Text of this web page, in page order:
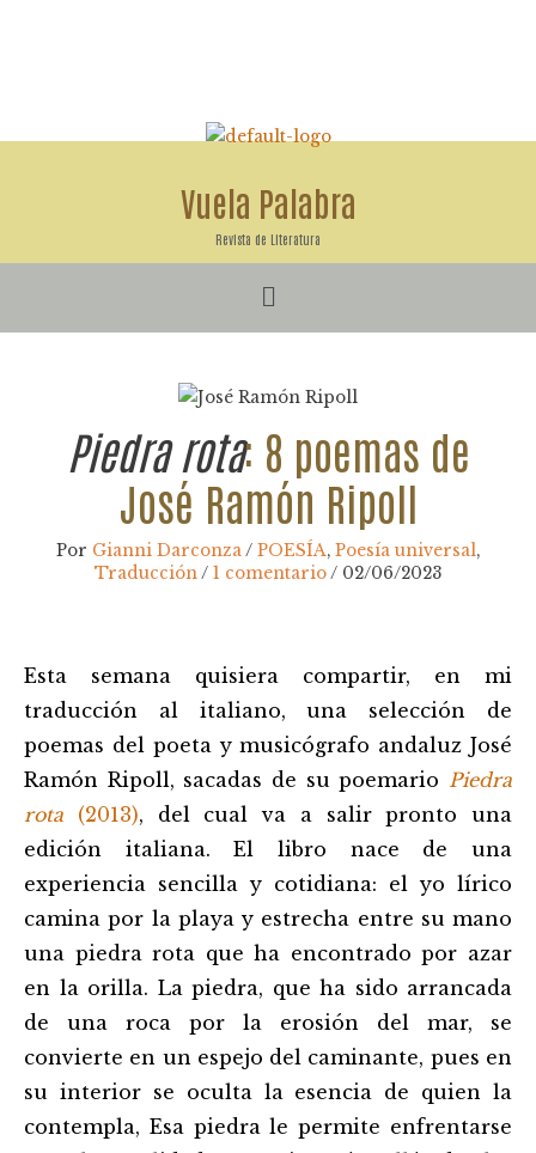
Vuela Palabra
Revista de Literatura
Menú
Piedra rota: 8 poemas de
José Ramón Ripoll
Por Gianni Darconza/ POESÍA, Poesía universal,
Traducción/ 1 comentario/ 02/06/2023
Esta semana quisiera compartir, en mi
traducción al italiano, una selección de
poemas del poeta y musicógrafo andaluz José
Ramón Ripoll, sacadas de su poemario Piedra
rota (2013), del cual va a salir pronto una
edición italiana. El libro nace de una
experiencia sencilla y cotidiana: el yo lírico
camina por la playa y estrecha entre su mano
una piedra rota que ha encontrado por azar
en la orilla. La piedra, que ha sido arrancada
de una roca por la erosión del mar, se
convierte en un espejo del caminante, pues en
su interior se oculta la esencia de quien la
contempla, Esa piedra le permite enfrentarse
de
entradas